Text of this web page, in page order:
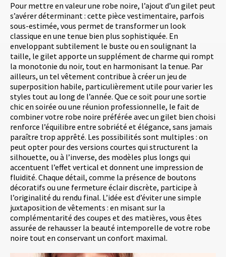
Pour mettre en valeur une robe noire, l’ajout d’un gilet peut
s’avérer déterminant : cette pièce vestimentaire, parfois
sous-estimée, vous permet de transformer un look
classique en une tenue bien plus sophistiquée. En
enveloppant subtilement le buste ou en soulignant la
taille, le gilet apporte un supplément de charme qui rompt
la monotonie du noir, tout en harmonisant la tenue. Par
ailleurs, un tel vêtement contribue à créer un jeu de
superposition habile, particulièrement utile pour varier les
styles tout au long de l’année. Que ce soit pour une sortie
chic en soirée ou une réunion professionnelle, le fait de
combiner votre robe noire préférée avec un gilet bien choisi
renforce l’équilibre entre sobriété et élégance, sans jamais
paraître trop apprêté. Les possibilités sont multiples : on
peut opter pour des versions courtes qui structurent la
silhouette, ou à l’inverse, des modèles plus longs qui
accentuent l’effet vertical et donnent une impression de
fluidité. Chaque détail, comme la présence de boutons
décoratifs ou une fermeture éclair discrète, participe à
l’originalité du rendu final. L’idée est d’éviter une simple
juxtaposition de vêtements : en misant sur la
complémentarité des coupes et des matières, vous êtes
assurée de rehausser la beauté intemporelle de votre robe
noire tout en conservant un confort maximal.